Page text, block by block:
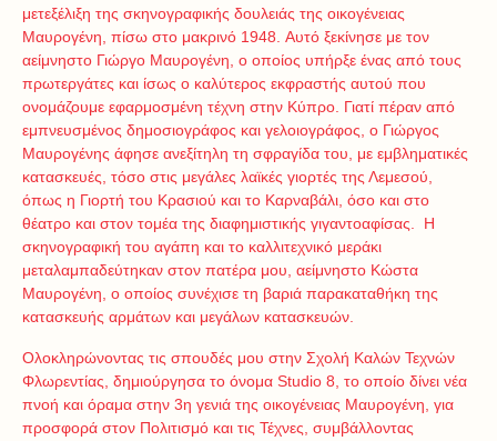
μετεξέλιξη της σκηνογραφικής δουλειάς της οικογένειας
Μαυρογένη, πίσω στο μακρινό 1948. Αυτό ξεκίνησε με τον
αείμνηστο Γιώργο Μαυρογένη, ο οποίος υπήρξε ένας από τους
πρωτεργάτες και ίσως ο καλύτερος εκφραστής αυτού που
ονομάζουμε εφαρμοσμένη τέχνη στην Κύπρο. Γιατί πέραν από
εμπνευσμένος δημοσιογράφος και γελοιογράφος, ο Γιώργος
Μαυρογένης άφησε ανεξίτηλη τη σφραγίδα του, με εμβληματικές
κατασκευές, τόσο στις μεγάλες λαϊκές γιορτές της Λεμεσού,
όπως η Γιορτή του Κρασιού και το Καρναβάλι, όσο και στο
θέατρο και στον τομέα της διαφημιστικής γιγαντοαφίσας. Η
σκηνογραφική του αγάπη και το καλλιτεχνικό μεράκι
μεταλαμπαδεύτηκαν στον πατέρα μου, αείμνηστο Κώστα
Μαυρογένη, ο οποίος συνέχισε τη βαριά παρακαταθήκη της
κατασκευής αρμάτων και μεγάλων κατασκευών.
Ολοκληρώνοντας τις σπουδές μου στην Σχολή Καλών Τεχνών
Φλωρεντίας, δημιούργησα το όνομα Studio 8, το οποίο δίνει νέα
πνοή και όραμα στην 3η γενιά της οικογένειας Μαυρογένη, για
προσφορά στον Πολιτισμό και τις Τέχνες, συμβάλλοντας